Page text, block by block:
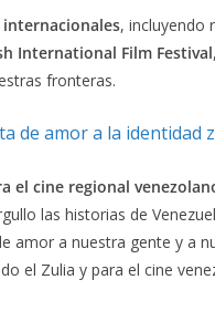
internacionales, incluyendo
International Film Festival
fronteras.
el cine regional
las historias de
amor a nuestra gente y a
el Zulia y para el cine